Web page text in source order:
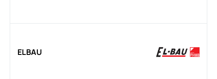
ELBAU